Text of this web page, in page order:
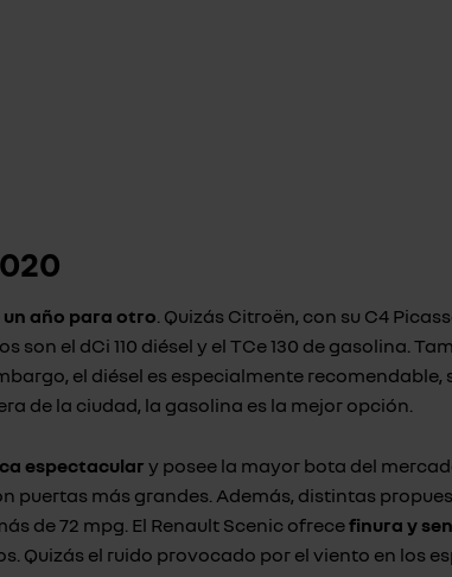
año para otro. Quizás Citroën, con su C4
el dCi 110 diésel y el TCe 130 de gasolina.
el diésel es especialmente recomendable,
de la ciudad, la gasolina es la mejor opción.
espectacular y posee la mayor bota del
más grandes. Además, distintas
de 72 mpg. El Renault Scenic ofrecefinura y
Quizás el ruido provocado por el viento en los